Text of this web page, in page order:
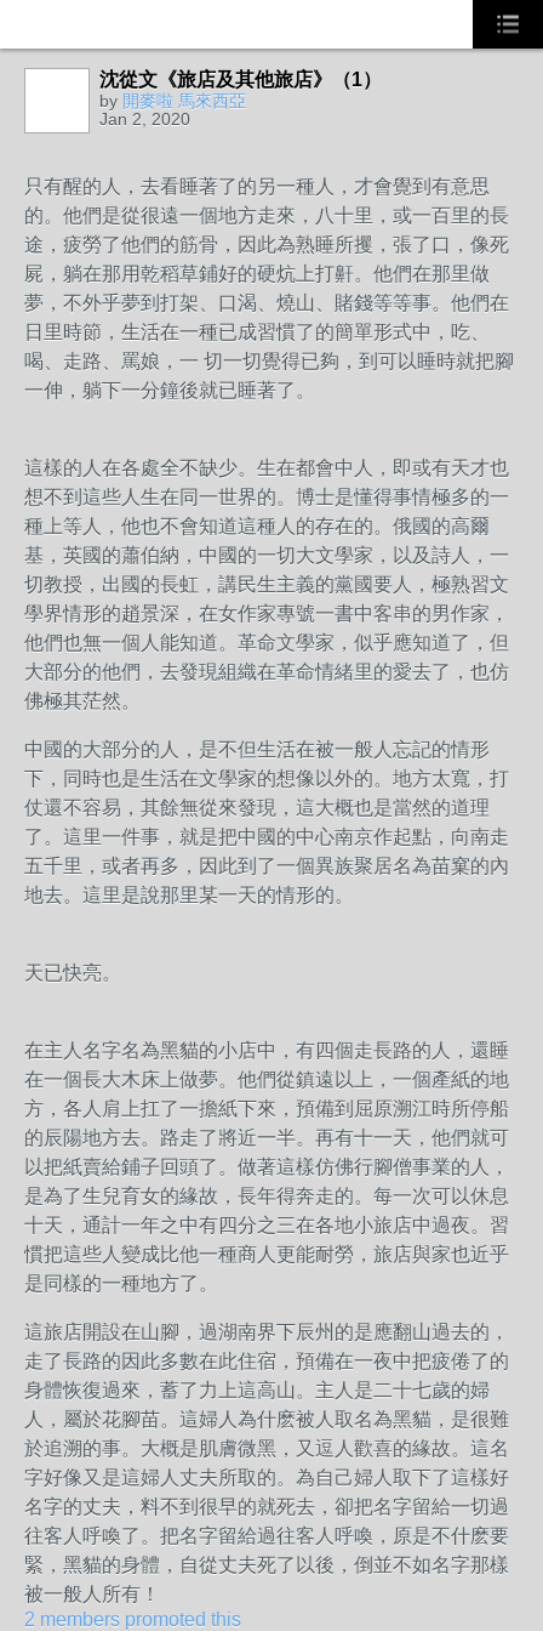
沈從文《旅店及其他旅店》（1）
by 開麥啦 馬來西亞
Jan 2, 2020
只有醒的人，去看睡著了的另一種人，才會覺到有意思
的。他們是從很遠一個地方走來，八十里，或一百里的長
途，疲勞了他們的筋骨，因此為熟睡所攫，張了口，像死
屍，躺在那用乾稻草鋪好的硬炕上打鼾。他們在那里做
夢，不外乎夢到打架、口渴、燒山、賭錢等等事。他們在
日里時節，生活在一種已成習慣了的簡單形式中，吃、
喝、走路、罵娘，一 切一切覺得已夠，到可以睡時就把腳
一伸，躺下一分鐘後就已睡著了。
這樣的人在各處全不缺少。生在都會中人，即或有天才也
想不到這些人生在同一世界的。博士是懂得事情極多的一
種上等人，他也不會知道這種人的存在的。俄國的高爾
基，英國的蕭伯納，中國的一切大文學家，以及詩人，一
切教授，出國的長虹，講民生主義的黨國要人，極熟習文
學界情形的趙景深，在女作家專號一書中客串的男作家，
他們也無一個人能知道。革命文學家，似乎應知道了，但
大部分的他們，去發現組織在革命情緒里的愛去了，也仿
佛極其茫然。
中國的大部分的人，是不但生活在被一般人忘記的情形
下，同時也是生活在文學家的想像以外的。地方太寬，打
仗還不容易，其餘無從來發現，這大概也是當然的道理
了。這里一件事，就是把中國的中心南京作起點，向南走
五千里，或者再多，因此到了一個異族聚居名為苗窠的內
地去。這里是說那里某一天的情形的。
天已快亮。
在主人名字名為黑貓的小店中，有四個走長路的人，還睡
在一個長大木床上做夢。他們從鎮遠以上，一個產紙的地
方，各人肩上扛了一擔紙下來，預備到屈原溯江時所停船
的辰陽地方去。路走了將近一半。再有十一天，他們就可
以把紙賣給鋪子回頭了。做著這樣仿佛行腳僧事業的人，
是為了生兒育女的緣故，長年得奔走的。每一次可以休息
十天，通計一年之中有四分之三在各地小旅店中過夜。習
慣把這些人變成比他一種商人更能耐勞，旅店與家也近乎
是同樣的一種地方了。
這旅店開設在山腳，過湖南界下辰州的是應翻山過去的，
走了長路的因此多數在此住宿，預備在一夜中把疲倦了的
身體恢復過來，蓄了力上這高山。主人是二十七歲的婦
人，屬於花腳苗。這婦人為什麽被人取名為黑貓，是很難
於追溯的事。大概是肌膚微黑，又逗人歡喜的緣故。這名
字好像又是這婦人丈夫所取的。為自己婦人取下了這樣好
名字的丈夫，料不到很早的就死去，卻把名字留給一切過
往客人呼喚了。把名字留給過往客人呼喚，原是不什麽要
緊，黑貓的身體，自從丈夫死了以後，倒並不如名字那樣
被一般人所有！
2 members promoted this